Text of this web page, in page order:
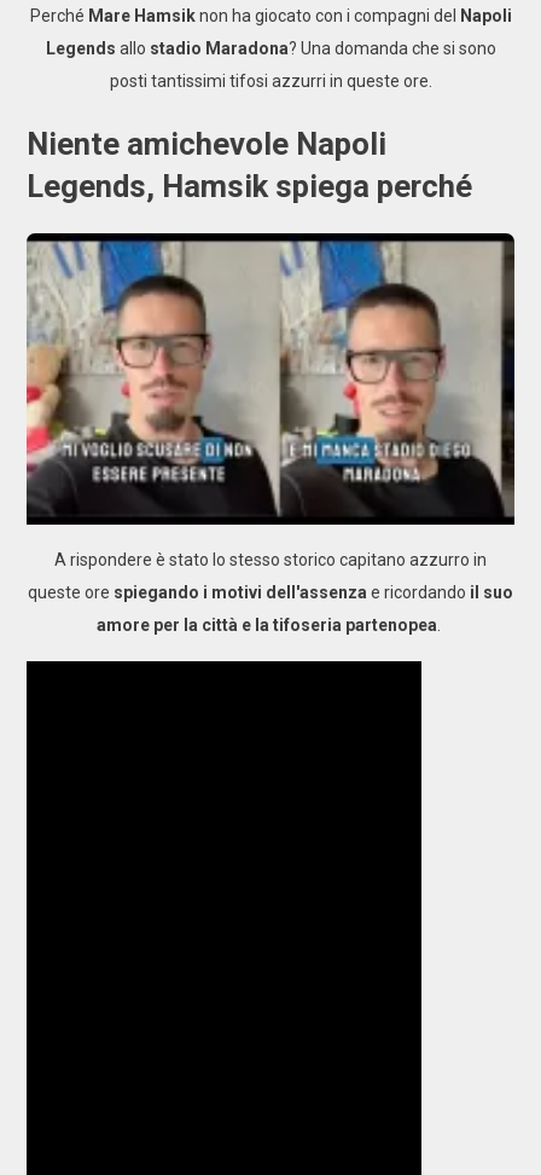
Perché Mare Hamsiknon ha giocato con i compagni del
Napoli
Legends allo stadio Maradona? Una domanda che si sono
posti tantissimi tifosi azzurri in queste ore.
Niente amichevole Napoli
Legends, Hamsik spiega perché
A rispondere è stato lo stesso storico capitano azzurro in
queste ore spiegando i motivi dell'assenza e ricordando il suo
amore per la città e la tifoseria partenopea